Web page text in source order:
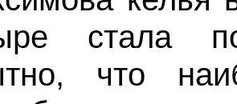
стала
что